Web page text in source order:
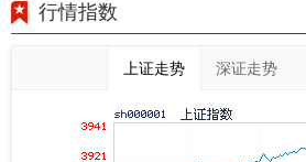
行情指数
上证走势 深证走势